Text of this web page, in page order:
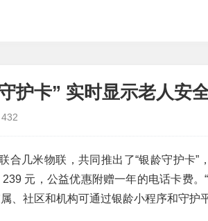
护卡” 实时显示老人安
432
合几米物联，共同推出了“银龄守护卡
元，公益优惠附赠一年的电话卡费
、社区和机构可通过银龄小程序和守护